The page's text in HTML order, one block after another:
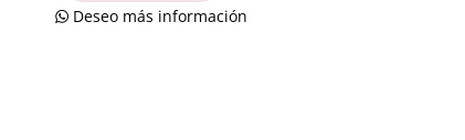
Deseo más información